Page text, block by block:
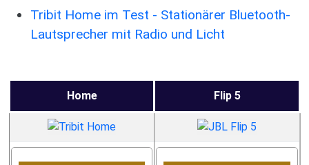
Tribit Home im Test - Stationärer Bluetooth-
Lautsprecher mit Radio und Licht
Home Flip 5